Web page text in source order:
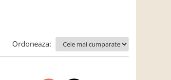
Ordoneaza: